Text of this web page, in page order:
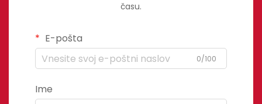
času.
E-pošta
0/100
Ime